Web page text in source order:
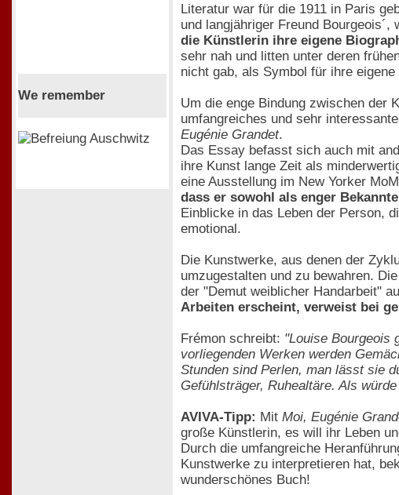
We remember
Literatur war für die 1911 in Paris
und langjähriger Freund
die Künstlerin ihre eigene
sehr nah und litten unter deren
nicht gab, als Symbol für ihre
Um die enge Bindung zwischen der
umfangreiches und sehr
Eugénie Grandet.
Das Essay befasst sich auch mit
ihre Kunst lange Zeit als
eine Ausstellung im New Yorker
dass er sowohl als enger
Einblicke in das Leben der Person,
emotional.
Die Kunstwerke, aus denen der
umzugestalten und zu bewahren.
der "Demut weiblicher Handarbeit"
Arbeiten erscheint, verweist bei
Frémon schreibt: "Louise Bourgeois
vorliegenden Werken werden
Stunden sind Perlen, man lässt sie
Gefühlsträger, Ruhealtäre. Als
AVIVA-Tipp: Mit Moi, Eugénie
große Künstlerin, es will ihr Leben
Durch die umfangreiche
Kunstwerke zu interpretieren hat,
wunderschönes Buch!